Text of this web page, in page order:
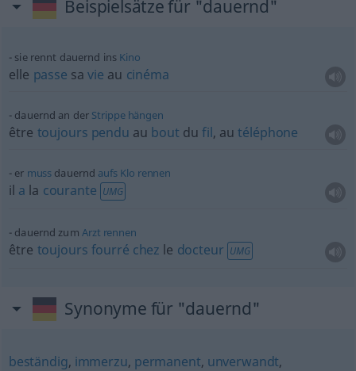
Beispielsätze für "dauernd"
sie rennt dauernd ins Kino
elle passe savie au cinéma
dauernd an der Strippe hängen
être toujours pendu au bout dufil, autéléphone
er muss dauernd aufs Klo rennen
il a la courante UMG
dauernd zum Arzt rennen
être toujours fourré chez le docteur UMG
Synonyme für "dauernd"
beständig, immerzu, permanent, unverwandt,